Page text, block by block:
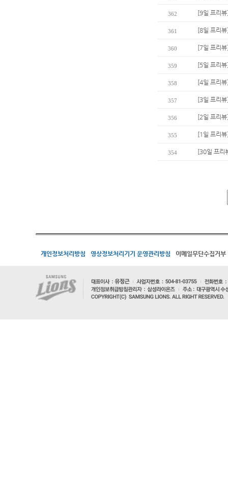
362 [9일 프리
361 [8일 프리
360 [7일 프리
359 [5일 프리
358 [4일 프리
357 [3일 프리
356 [2일 프리
355 [1일 프리
354 [30일 프리
개인정보처리방침 영상정보처리기기 운영관리방침 이메일무단수집거부